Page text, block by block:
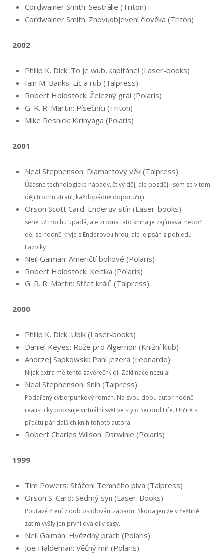
Cordwainer Smith: Sestrálie (Triton)
Cordwainer Smith: Znovuobjevení člověka (Triton)
2002
Philip K. Dick: To je wub, kapitáne! (Laser-books)
Iain M. Banks: Líc a rub (Talpress)
Robert Holdstock: Železný grál (Polaris)
G. R. R. Martin: Písečníci (Triton)
Mike Resnick: Kirinyaga (Polaris)
2001
Neal Stephenson: Diamantový věk (Talpress)
Úžasné technologické nápady, čtivý děj, ale později jsem se v tom
ději trochu ztratil, každopádně doporučuji
Orson Scott Card: Enderův stín (Laser-books)
série už trochu upadá, ale zrovna tato kniha je zajímavá, neboť
děj se hodně kryje s Enderovou hrou, ale je psán z pohledu
Fazolky
Neil Gaiman: Američtí bohové (Polaris)
Robert Holdstock: Keltika (Polaris)
G. R. R. Martin: Střet králů (Talpress)
2000
Philip K. Dick: Ubik (Laser-books)
Daniel Keyes: Růže pro Algernon (Knižní klub)
Andrzej Sapkowski: Paní jezera (Leonardo)
Nijak extra mě tento závěrečný díl Zaklínače nezujal
Neal Stephenson: Sníh (Talpress)
Podařený cyberpunkový román. Na svou dobu autor hodně
realisticky popisuje virtuální svět ve stylo Second Life. Určitě si
přečtu pár dalších knih tohoto autora.
Robert Charles Wilson: Darwinie (Polaris)
1999
Tim Powers: Stáčení Temného piva (Talpress)
Orson S. Card: Sedmý syn (Laser-Books)
Poutavé čtení z dob osidlování západu. Škoda jen že v češtině
zatím vyšly jen první dva díly ságy.
Neil Gaiman: Hvězdný prach (Polaris)
Joe Haldeman: Věčný mír (Polaris)